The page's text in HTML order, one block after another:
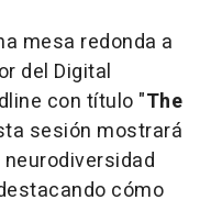
mesa redonda a
del Digital
con título "The
sesión mostrará
cómo